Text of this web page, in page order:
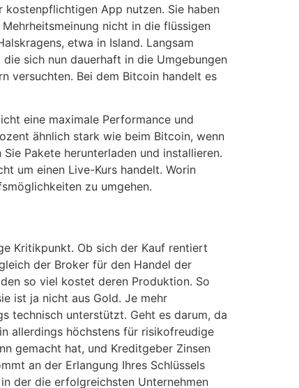
kostenpflichtigen App nutzen. Sie haben
nicht in die flüssigen
etwa in Island. Langsam
sich nun dauerhaft in die Umgebungen
versuchten. Bei dem Bitcoin handelt es
eine maximale Performance und
ähnlich stark wie beim Bitcoin, wenn
Pakete herunterladen und installieren.
um einen Live-Kurs handelt. Worin
zu umgehen.
Kritikpunkt. Ob sich der Kauf rentiert
der Broker für den Handel der
so viel kostet deren Produktion. So
ist ja nicht aus Gold. Je mehr
technisch unterstützt. Geht es darum, da
allerdings höchstens für risikofreudige
gemacht hat, und Kreditgeber Zinsen
an der Erlangung Ihres Schlüssels
der die erfolgreichsten Unternehmen